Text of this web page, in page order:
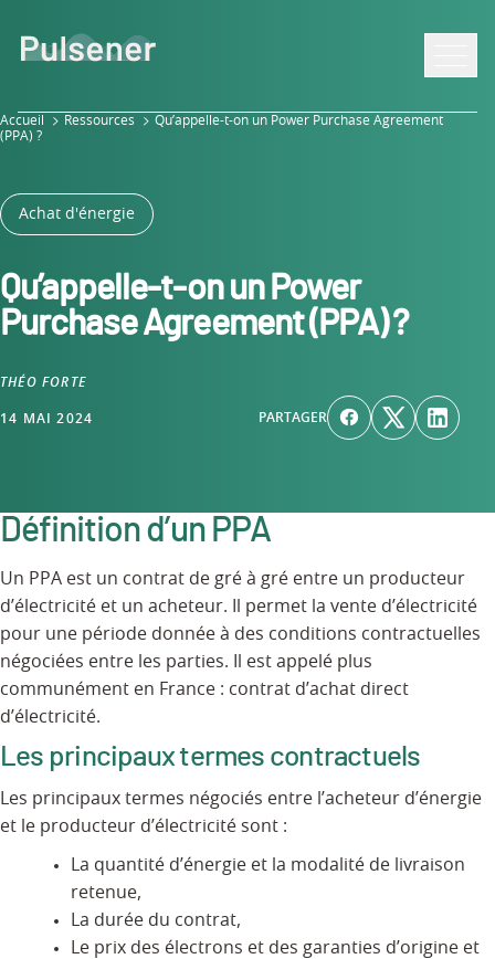
navigation
contenu
au
pied
Accueil Ressources
Qu’appelle-t-on un Power Purchase Agreement
(PPA) ?
Achat d'énergie
Qu’appelle-t-on un Power
Purchase Agreement (PPA) ?
ARTICLE ÉCRIT PAR
THÉO FORTE
14 MAI 2024 PARTAGER
Définition d’un PPA
Un PPA est un contrat de gré à gré entre un producteur
d’électricité et un acheteur. Il permet la vente d’électricité
pour une période donnée à des conditions contractuelles
négociées entre les parties. Il est appelé plus
communément en France : contrat d’achat direct
d’électricité.
Les principaux termes contractuels
Les principaux termes négociés entre l’acheteur d’énergie
et le producteur d’électricité sont :
La quantité d’énergie et la modalité de livraison
retenue,
La durée du contrat,
Le prix des électrons et des garanties d’origine et